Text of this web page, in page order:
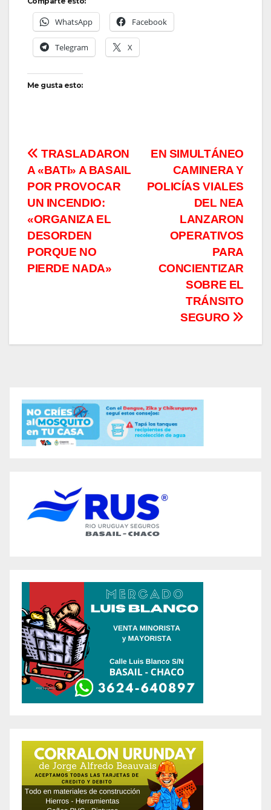
WhatsApp Facebook
Telegram X
Me gusta esto:
Navegación
de
entradas
EN SIMULTÁNEO
CAMINERA Y
POLICÍAS VIALES
DEL NEA
LANZARON
OPERATIVOS
PARA
CONCIENTIZAR
SOBRE EL
TRÁNSITO
SEGURO
TRASLADARON
A «BATI» A BASAIL
POR PROVOCAR
UN INCENDIO:
«ORGANIZA EL
DESORDEN
PORQUE NO
PIERDE NADA»